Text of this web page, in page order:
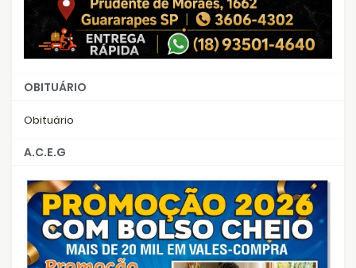
OBITUÁRIO
Obituário
A.C.E.G